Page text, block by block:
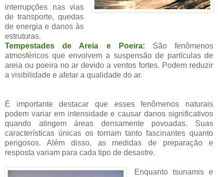
interrupções nas vias
de transporte, quedas
de energia e danos às
estruturas.
Tempestades de Areia e Poeira: São fenômenos
atmosféricos que envolvem a suspensão de partículas de
areia ou poeira no ar devido a ventos fortes. Podem reduzir
a visibilidade e afetar a qualidade do ar.
É importante destacar que esses fenômenos naturais
podem variar em intensidade e causar danos significativos
quando atingem áreas densamente povoadas. Suas
características únicas os tornam tanto fascinantes quanto
perigosos. Além disso, as medidas de preparação e
resposta variam para cada tipo de desastre.
Enquanto tsunamis e